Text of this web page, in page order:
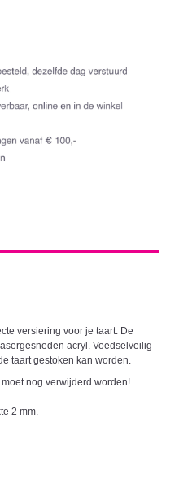
versiering voor je taart. De
acryl. Voedselveilig
taart gestoken kan worden.
nog verwijderd worden!
2 mm.